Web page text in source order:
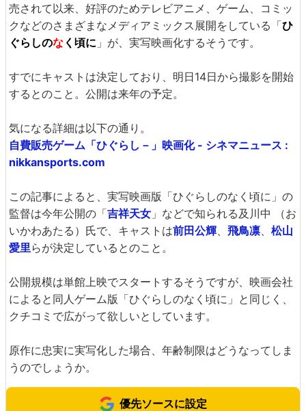
売されて以来、好評のためテレビアニメ、ゲーム、コミッ
クなどのさまざまなメディアミックス展開をしている「ひ
ぐらしのな く頃に 」が、実写映画化するそうです。
すでにキャストは決定しており、明日14日から撮影を開始
するとのこと。公開は来年の予定。
気になる詳細は以下の通り。
自費販売ゲーム「ひぐらし－」映画化 - シネマニュース :
nikkansports.com
この記事によると、実写映画版「ひぐらしのなく頃に」の
監督は今年公開の「吉祥天女 」などで知られる及川中 （お
いかわあたる）氏で、キャストは前田公輝、 飛鳥凛、 松山
愛里らが決定しているとのこと。
公開規模は単館上映でスタートするそうですが、映画会社
によると同人ゲーム版「ひぐらしのなく頃に」と同じく、
クチコミで広がって欲しいとしています。
原作に忠実に実写化した場合、年齢制限はどうなってしま
うのでしょうか。
優先ソースに設定